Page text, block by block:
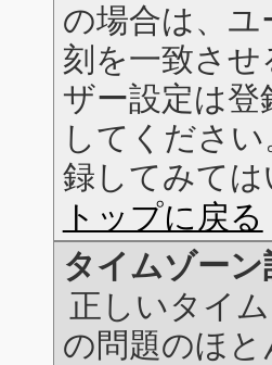
の場合は、
刻を一致さ
ザー設定は
してくださ
録してみて
トップに戻る
タイムゾー
正しいタイ
の問題のほ